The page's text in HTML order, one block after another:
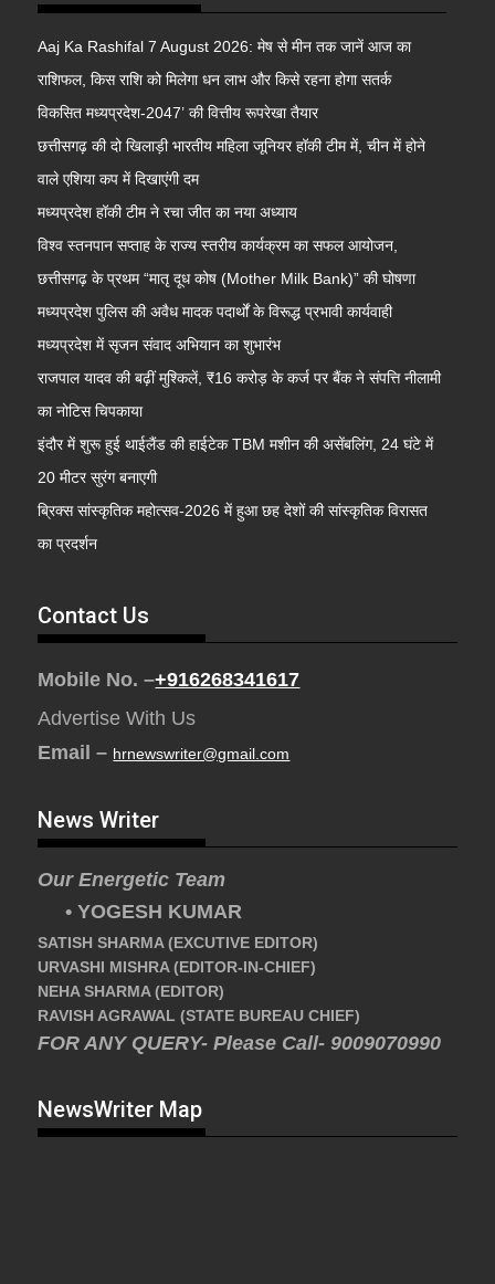
Aaj Ka Rashifal 7 August 2026: मेष से मीन तक जानें आज का
राशिफल, किस राशि को मिलेगा धन लाभ और किसे रहना होगा सतर्क
विकसित मध्यप्रदेश-2047’ की वित्तीय रूपरेखा तैयार
छत्तीसगढ़ की दो खिलाड़ी भारतीय महिला जूनियर हॉकी टीम में, चीन में होने
वाले एशिया कप में दिखाएंगी दम
मध्यप्रदेश हॉकी टीम ने रचा जीत का नया अध्याय
विश्व स्तनपान सप्ताह के राज्य स्तरीय कार्यक्रम का सफल आयोजन,
छत्तीसगढ़ के प्रथम “मातृ दूध कोष (Mother Milk Bank)” की घोषणा
मध्यप्रदेश पुलिस की अवैध मादक पदार्थों के विरूद्ध प्रभावी कार्यवाही
मध्यप्रदेश में सृजन संवाद अभियान का शुभारंभ
राजपाल यादव की बढ़ीं मुश्किलें, ₹16 करोड़ के कर्ज पर बैंक ने संपत्ति नीलामी
का नोटिस चिपकाया
इंदौर में शुरू हुई थाईलैंड की हाईटेक TBM मशीन की असेंबलिंग, 24 घंटे में
20 मीटर सुरंग बनाएगी
ब्रिक्स सांस्कृतिक महोत्सव-2026 में हुआ छह देशों की सांस्कृतिक विरासत
का प्रदर्शन
Contact Us
Mobile No. –+916268341617
Advertise With Us
Email – hrnewswriter@gmail.com
News Writer
Our Energetic Team
• YOGESH KUMAR
SATISH SHARMA (EXCUTIVE EDITOR)
URVASHI MISHRA (EDITOR-IN-CHIEF)
NEHA SHARMA (EDITOR)
RAVISH AGRAWAL (STATE BUREAU CHIEF)
FOR ANY QUERY- Please Call- 9009070990
NewsWriter Map